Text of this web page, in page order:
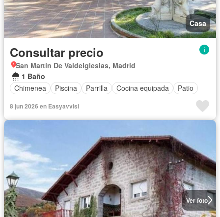
Casa
Consultar precio
San Martín De Valdeiglesias, Madrid
1 Baño
Chimenea
Piscina Parrilla Cocina equipada Patio
8 jun 2026 en Easyavvisi
Ver foto